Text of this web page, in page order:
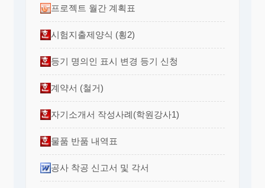
프로젝트 월간 계획표
시험지출제양식 (횡2)
등기 명의인 표시 변경 등기 신청
계약서 (철거)
자기소개서 작성사례(학원강사1)
물품 반품 내역표
공사 착공 신고서 및 각서